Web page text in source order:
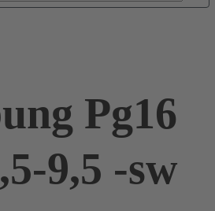
Pg16
9,5 -sw